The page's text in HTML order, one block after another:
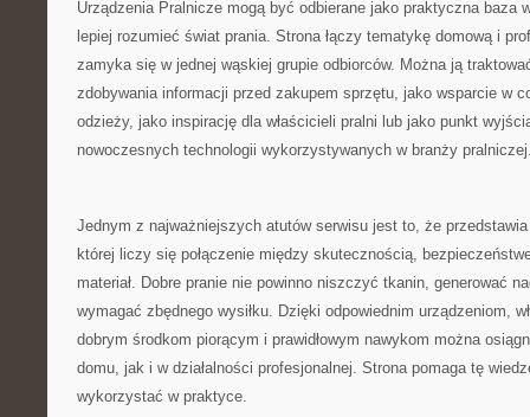
Urządzenia Pralnicze mogą być odbierane jako praktyczna baza
lepiej rozumieć świat prania. Strona łączy tematykę domową i
zamyka się w jednej wąskiej grupie odbiorców. Można ją
zdobywania informacji przed zakupem sprzętu, jako wsparcie w
odzieży, jako inspirację dla właścicieli pralni lub jako punkt
nowoczesnych technologii wykorzystywanych w branży
Jednym z najważniejszych atutów serwisu jest to, że
której liczy się połączenie między skutecznością,
materiał. Dobre pranie nie powinno niszczyć tkanin, generować
wymagać zbędnego wysiłku. Dzięki odpowiednim urządzeniom,
dobrym środkom piorącym i prawidłowym nawykom można
domu, jak i w działalności profesjonalnej. Strona pomaga tę
wykorzystać w praktyce.